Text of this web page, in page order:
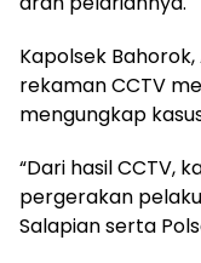
Kapolsek
rekaman CCTV
mengungkap
“Dari hasil CCTV,
pergerakan
Salapian serta